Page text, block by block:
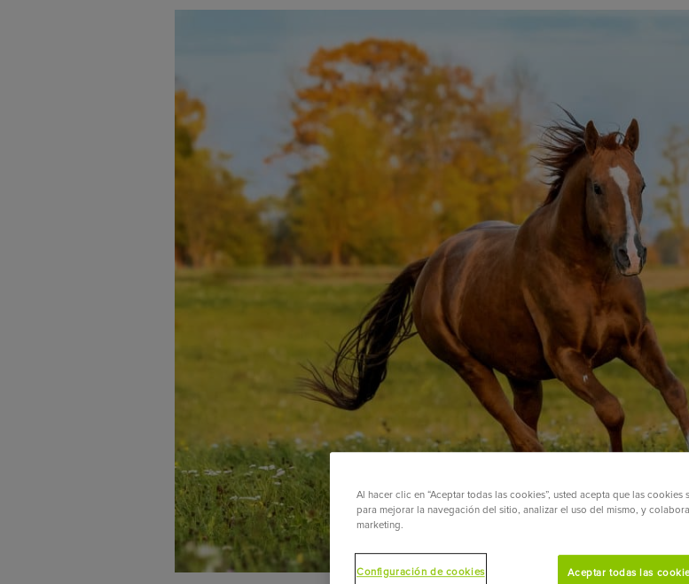
Al hacer clic en “Aceptar todas las cookies”, usted acepta que las cookies
para mejorar la navegación del sitio, analizar el uso del mismo, y
marketing.
Configuración de cookies Aceptar todas las